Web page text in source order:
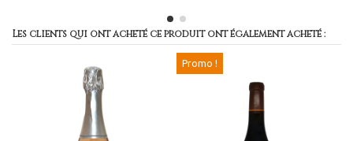
Les clients qui ont acheté ce produit ont également acheté :
Promo !